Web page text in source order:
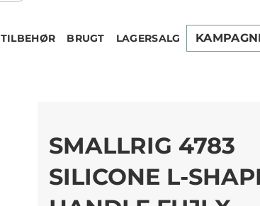
TILBEHØR BRUGT LAGERSALG
SMALLRIG 4783
SILICONE L-